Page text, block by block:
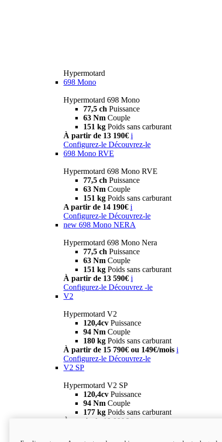
Hypermotard
698 Mono
Hypermotard 698 Mono
77,5 ch Puissance
63 Nm Couple
151 kg Poids sans carburant
À partir de 13 190€ i
Configurez-le Découvrez-le
698 Mono RVE
Hypermotard 698 Mono RVE
77,5 ch Puissance
63 Nm Couple
151 kg Poids sans carburant
A partir de 14 190€ i
Configurez-le Découvrez-le
new 698 Mono NERA
Hypermotard 698 Mono Nera
77,5 ch Puissance
63 Nm Couple
151 kg Poids sans carburant
À partir de 13 590€ i
Configurez-le Découvrez -le
V2
Hypermotard V2
120,4cv Puissance
94 Nm Couple
180 kg Poids sans carburant
À partir de 15 790€ ou 149€/mois i
Configurez-le Découvrez-le
V2 SP
Hypermotard V2 SP
120,4cv Puissance
94 Nm Couple
177 kg Poids sans carburant
À partir de 19 990€ i
new
V2 SP 100